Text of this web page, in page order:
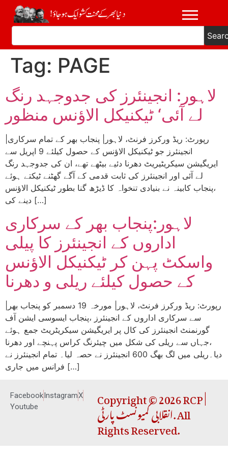
Tag: PAGE
لاہور: انجینئرز کی جدوجہد رنگ
لے آئی‘ ٹیکنیکل الاؤنس منظور
انجینئرز جو ٹیکنیکل الاؤنس کے حصول کیلئے 9 اپریل سے
ایریگیشن سیکریٹیریٹ دھرنا دئیے بیٹھے تھے، ان کی جدوجہد رنگ
لے آئی اور انجینئرز کی ثابت قدمی کے آگے گھٹنے ٹیکتے ہوئے
،پنجاب کابینہ نے بنیادی تنخواہ کا ڈیڑھ گنا بطور ٹیکنیکل الاؤنس
دینے کی […]
لاہور:پنجاب بھر کے سرکاری
اداروں کے انجینئرز کا پیلی
واسکٹ پہن کر ٹیکنیکل الاؤنس
کے حصول کیلئے ریلی و دھرنا
سے سرکاری اداروں کے انجینئرز ،پنجاب ایسوسی ایشن آف
گورنمنٹ انجینئرز کی کال پر ایریگیشن سیکریٹریٹ جمع ہوئے
،جہاں سے ریلی کی شکل میں چیئرنگ کراس پہنچے اور دھرنا
دیا۔ریلی میں لگ بھگ 600 انجینئرز نے حصہ لیا۔ تمام انجینئرز نے
فرانس میں جاری […]
FacebookInstagramX
Youtube
Copyright © 2026 RCP |
انقلابی کمیونسٹ پارٹی. All
Rights Reserved.